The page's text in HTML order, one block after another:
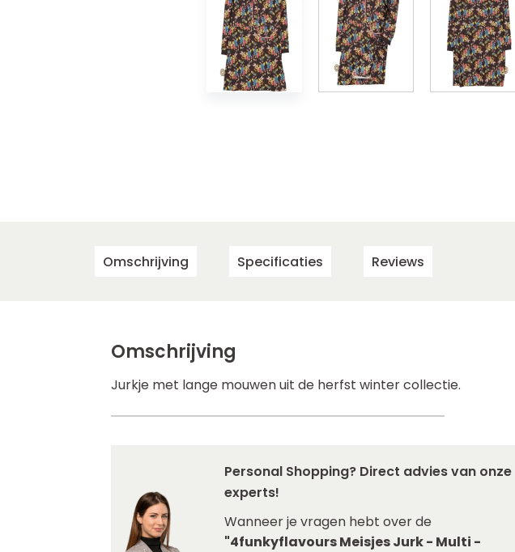
Omschrijving Specificaties Reviews
Omschrijving
Jurkje met lange mouwen uit de herfst winter collectie.
Personal Shopping? Direct advies van onze
experts!
Wanneer je vragen hebt over de
"4funkyflavours Meisjes Jurk - Multi -